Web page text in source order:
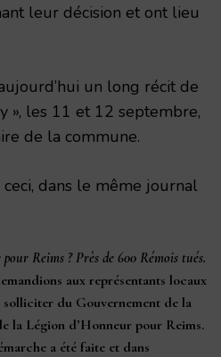
leur décision et ont lieu
un long récit de
», les 11 et 12 septembre,
de la commune.
dans le même journal
Reims ? Près de 600 Rémois tués.
aux représentants locaux
du Gouvernement de la
la Légion d’Honneur pour Reims.
a été faite et dans